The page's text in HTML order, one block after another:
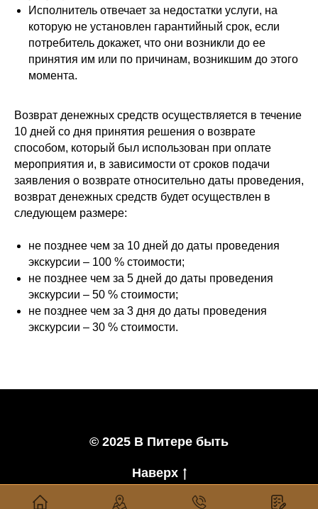
Исполнитель отвечает за недостатки услуги, на
которую не установлен гарантийный срок, если
потребитель докажет, что они возникли до ее
принятия им или по причинам, возникшим до этого
момента.
Возврат денежных средств осуществляется в течение
10 дней со дня принятия решения о возврате
способом, который был использован при оплате
мероприятия и, в зависимости от сроков подачи
заявления о возврате относительно даты проведения,
возврат денежных средств будет осуществлен в
следующем размере:
не позднее чем за 10 дней до даты проведения
экскурсии – 100 % стоимости;
не позднее чем за 5 дней до даты проведения
экскурсии – 50 % стоимости;
не позднее чем за 3 дня до даты проведения
экскурсии – 30 % стоимости.
© 2025 В Питере быть
Наверх